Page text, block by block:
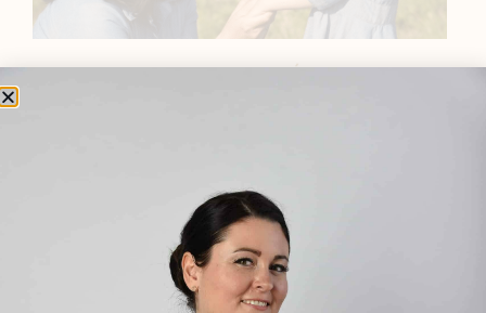
BEMUTATKOZÁS
alkalmazásának oktatása, a gyermekek, a nők és a
férfiak egészségének megőrzése és helyreállítása.